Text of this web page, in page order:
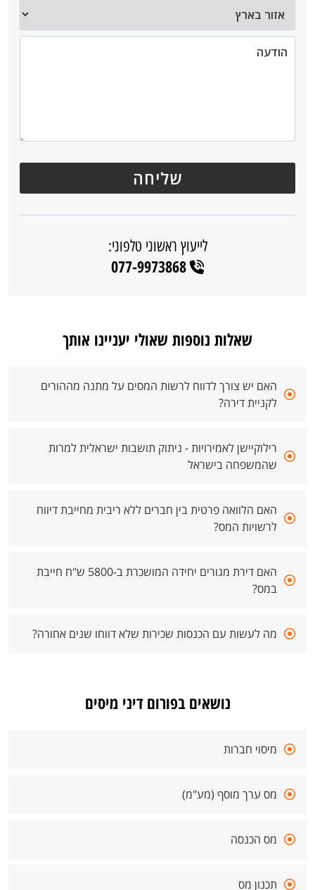
לייעוץ ראשוני טלפוני:
077-9973868
שאלות נוספות שאולי יעניינו אותך
האם יש צורך לדווח לרשות המסים על מתנה מההורים
לקניית דירה?
רילוקיישן לאמירויות - ניתוק תושבות ישראלית למרות
שהמשפחה בישראל
האם הלוואה פרטית בין חברים ללא ריבית מחייבת דיווח
לרשויות המס?
האם דירת מגורים יחידה המושכרת ב-5800 ש"ח חייבת
במס?
מה לעשות עם הכנסות שכירות שלא דווחו שנים אחורה?
נושאים בפורום דיני מיסים
מיסוי חברות
מס ערך מוסף (מע"מ)
מס הכנסה
תכנון מס